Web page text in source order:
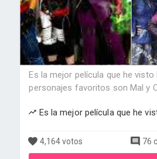
Es la mejor película que he visto
personajes favoritos son Mal y
Es la mejor película que he
4,164 votos 76